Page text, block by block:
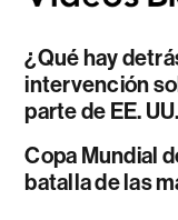
¿Qué hay
intervención
parte de EE.
Copa Mundial
batalla de las